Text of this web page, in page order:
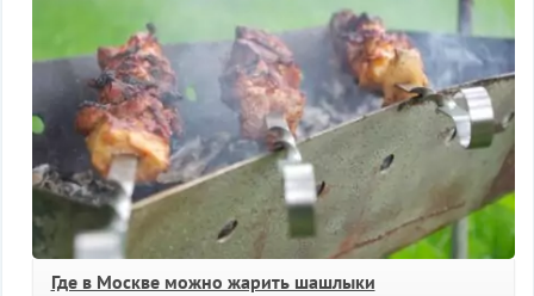
Где в Москве можно жарить шашлыки